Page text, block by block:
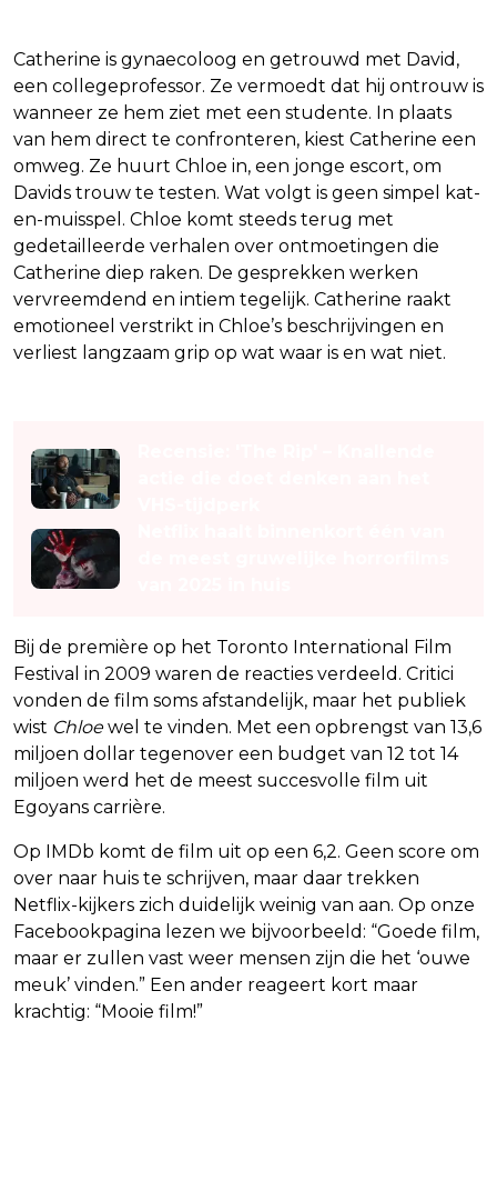
Catherine is gynaecoloog en getrouwd met David,
een collegeprofessor. Ze vermoedt dat hij ontrouw is
wanneer ze hem ziet met een studente. In plaats
van hem direct te confronteren, kiest Catherine een
omweg. Ze huurt Chloe in, een jonge escort, om
Davids trouw te testen. Wat volgt is geen simpel kat-
en-muisspel. Chloe komt steeds terug met
gedetailleerde verhalen over ontmoetingen die
Catherine diep raken. De gesprekken werken
vervreemdend en intiem tegelijk. Catherine raakt
emotioneel verstrikt in Chloe’s beschrijvingen en
verliest langzaam grip op wat waar is en wat niet.
Bij de première op het Toronto International Film
Festival in 2009 waren de reacties verdeeld. Critici
vonden de film soms afstandelijk, maar het publiek
wist Chloewel te vinden. Met een opbrengst van 13,6
miljoen dollar tegenover een budget van 12 tot 14
miljoen werd het de meest succesvolle film uit
Egoyans carrière.
Op IMDb komt de film uit op een 6,2. Geen score om
over naar huis te schrijven, maar daar trekken
Netflix-kijkers zich duidelijk weinig van aan. Op onze
Facebookpagina lezen we bijvoorbeeld: “Goede film,
maar er zullen vast weer mensen zijn die het ‘ouwe
meuk’ vinden.” Een ander reageert kort maar
krachtig: “Mooie film!”